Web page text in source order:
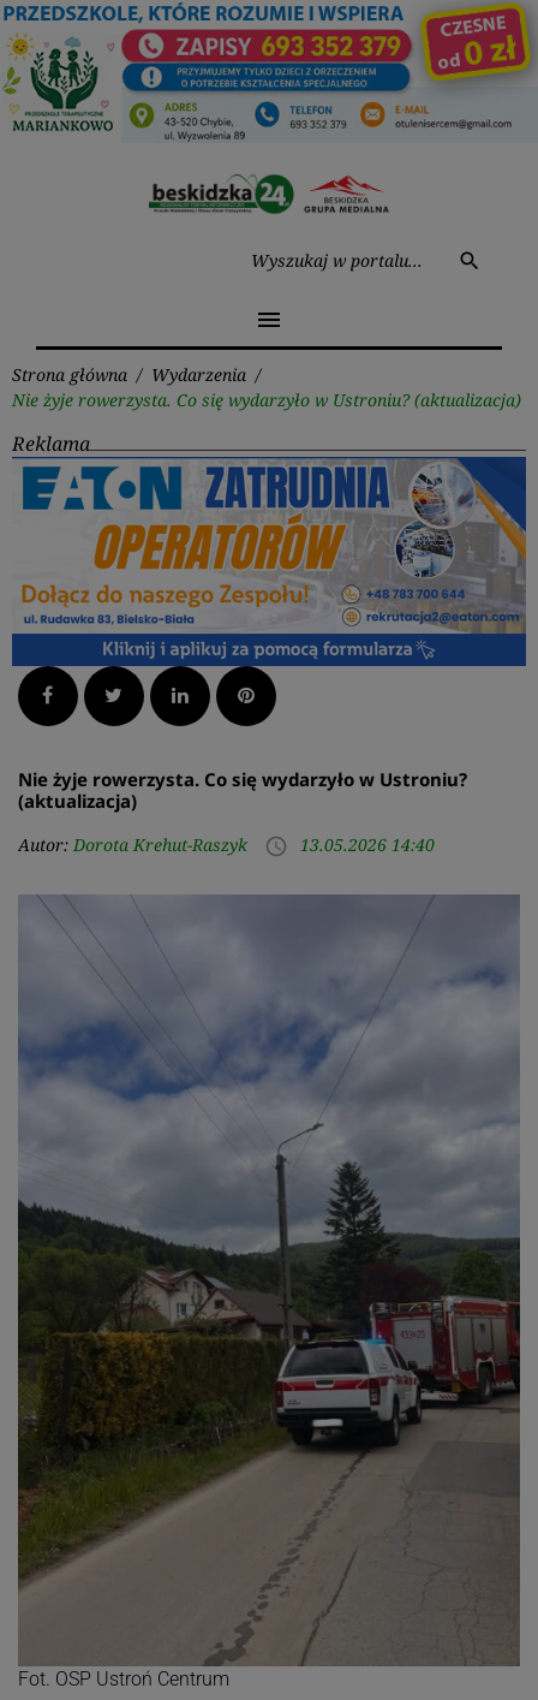
Przejdź
do
treści
search
menu
Strona główna / Wydarzenia /
Nie żyje rowerzysta. Co się wydarzyło w Ustroniu? (aktualizacja)
Reklama
Facebook Twitter LinkedInPinterest
Nie żyje rowerzysta. Co się wydarzyło w Ustroniu?
(aktualizacja)
Autor: Dorota Krehut-Raszyk access_time 13.05.2026 14:40
Fot. OSP Ustroń Centrum